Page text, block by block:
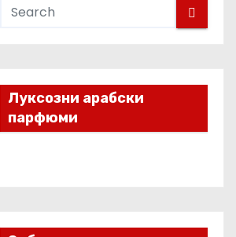
Луксозни арабски
парфюми